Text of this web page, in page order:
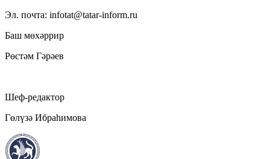
Эл. почта: infotat@tatar-inform.ru
Баш мөхәррир
Рөстәм Гәрәев
Шеф-редактор
Гөлүзә Ибраһимова